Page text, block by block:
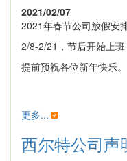
2021/02/07
2021年春节公司放假安
2/8-2/21，节后开始上班
提前预祝各位新年快乐。
更多...
西尔特公司声